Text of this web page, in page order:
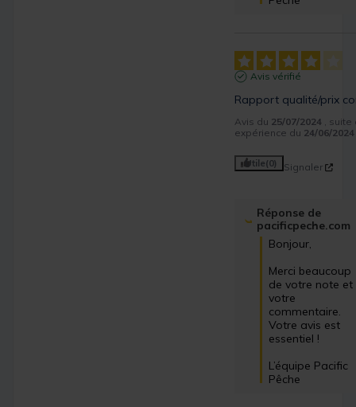
Avis vérifié
Rapport qualité/prix
Avis du 25/07/2024 , suite
expérience du 24/06/2024
Utile(0) Signaler
Réponse de
pacificpeche.com
Bonjour,
Merci beaucoup
de votre note et
votre
commentaire.
Votre avis est
essentiel !
L’équipe Pacific
Pêche